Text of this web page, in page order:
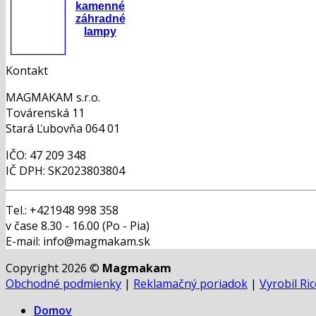
kamenné
záhradné
lampy
Kontakt
MAGMAKAM s.r.o.
Továrenská 11
Stará Ľubovňa 064 01
IČO: 47 209 348
IČ DPH: SK2023803804
Tel.: +421948 998 358
v čase 8.30 - 16.00 (Po - Pia)
E-mail: info@magmakam.sk
Copyright 2026 © Magmakam
Obchodné podmienky | Reklamačný poriadok | Vyrobil
Domov